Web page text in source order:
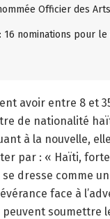
Officier des
16 nominations pour
avoir entre 8 et
de nationalité
à la nouvelle,
par : « Haïti,
dresse comme
face à
soumettre